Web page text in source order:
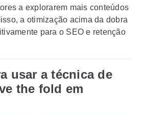
a explorarem mais conteúdos
a otimização acima da dobra
para o SEO e retenção
usar a técnica de
the fold em